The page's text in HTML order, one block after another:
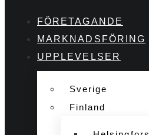
FÖRETAGANDE
MARKNADSFÖRING
UPPLEVELSER
Sverige
Finland